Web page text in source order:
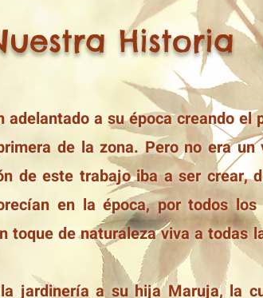
Historia
a su época creando el
de la zona. Pero no era
de este trabajo iba a ser crear,
en la época, por todos
toque de naturaleza viva a todas
jardinería a su hija Maruja, la